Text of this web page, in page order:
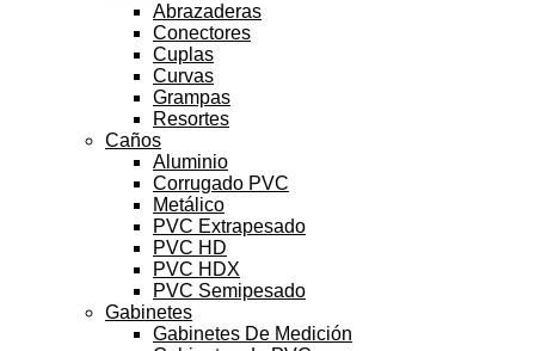
Abrazaderas
Conectores
Cuplas
Curvas
Grampas
Resortes
Caños
Aluminio
Corrugado PVC
Metálico
PVC Extrapesado
PVC HD
PVC HDX
PVC Semipesado
Gabinetes
Gabinetes De Medición